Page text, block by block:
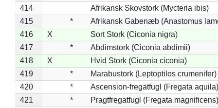
414
Afrikansk Skovstork (Mycteria ibis)
415
*
Afrikansk Gabenæb (Anastomus
416
X
Sort Stork (Ciconia nigra)
417
*
Abdimstork (Ciconia abdimii)
418
X
Hvid Stork (Ciconia ciconia)
419
*
Marabustork (Leptoptilos crumenifer)
420
*
Ascension-fregatfugl (Fregata aquila)
421
*
Pragtfregatfugl (Fregata magnificens)